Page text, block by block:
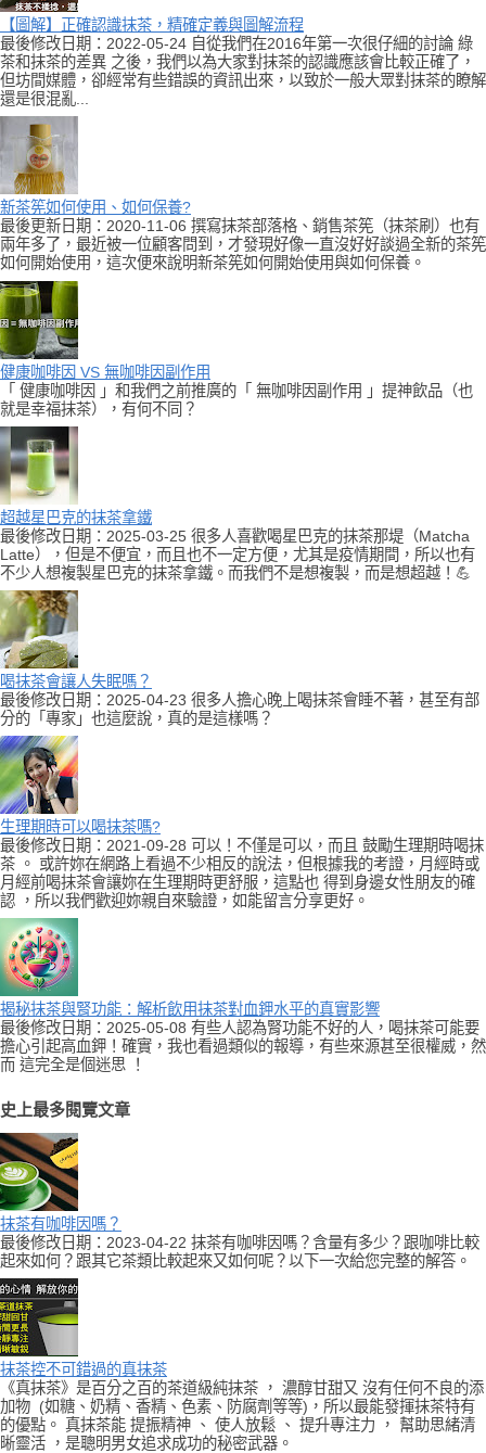
【圖解】正確認識抹茶，精確定義與圖解流程
最後修改日期：2022-05-24 自從我們在2016年第一次很仔細的討論 綠
茶和抹茶的差異 之後，我們以為大家對抹茶的認識應該會比較正確了，
但坊間媒體，卻經常有些錯誤的資訊出來，以致於一般大眾對抹茶的瞭解
還是很混亂...
新茶筅如何使用、如何保養?
最後更新日期：2020-11-06 撰寫抹茶部落格、銷售茶筅（抹茶刷）也有
兩年多了，最近被一位顧客問到，才發現好像一直沒好好談過全新的茶筅
如何開始使用，這次便來說明新茶筅如何開始使用與如何保養。
健康咖啡因 VS 無咖啡因副作用
「 健康咖啡因 」和我們之前推廣的「 無咖啡因副作用 」提神飲品（也
就是幸福抹茶），有何不同？
超越星巴克的抹茶拿鐵
最後修改日期：2025-03-25 很多人喜歡喝星巴克的抹茶那堤（Matcha
Latte），但是不便宜，而且也不一定方便，尤其是疫情期間，所以也有
不少人想複製星巴克的抹茶拿鐵。而我們不是想複製，而是想超越！💪
喝抹茶會讓人失眠嗎？
最後修改日期：2025-04-23 很多人擔心晚上喝抹茶會睡不著，甚至有部
分的「專家」也這麼說，真的是這樣嗎？
生理期時可以喝抹茶嗎?
最後修改日期：2021-09-28 可以！不僅是可以，而且 鼓勵生理期時喝抹
茶 。 或許妳在網路上看過不少相反的說法，但根據我的考證，月經時或
月經前喝抹茶會讓妳在生理期時更舒服，這點也 得到身邊女性朋友的確
認 ，所以我們歡迎妳親自來驗證，如能留言分享更好。
揭秘抹茶與腎功能：解析飲用抹茶對血鉀水平的真實影響
最後修改日期：2025-05-08 有些人認為腎功能不好的人，喝抹茶可能要
擔心引起高血鉀！確實，我也看過類似的報導，有些來源甚至很權威，然
而 這完全是個迷思 ！
史上最多閱覽文章
抹茶有咖啡因嗎？
最後修改日期：2023-04-22 抹茶有咖啡因嗎？含量有多少？跟咖啡比較
起來如何？跟其它茶類比較起來又如何呢？以下一次給您完整的解答。
抹茶控不可錯過的真抹茶
《真抹茶》是百分之百的茶道級純抹茶 ， 濃醇甘甜又 沒有任何不良的添
加物 (如糖、奶精、香精、色素、防腐劑等等)，所以最能發揮抹茶特有
的優點。 真抹茶能 提振精神 、 使人放鬆 、 提升專注力 ， 幫助思緒清
晰靈活 ，是聰明男女追求成功的秘密武器。